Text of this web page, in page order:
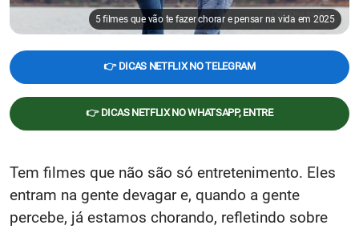
5 filmes que vão te fazer chorar e pensar na vida em 2025
👉 DICAS NETFLIX NO TELEGRAM
👉 DICAS NETFLIX NO WHATSAPP, ENTRE
Tem filmes que não são só entretenimento. Eles
entram na gente devagar e, quando a gente
percebe, já estamos chorando, refletindo sobre